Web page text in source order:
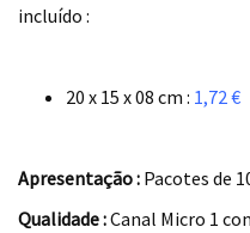
incluído :
20 x 15 x 08 cm : 1,72 €
Apresentação : Pacotes de
Qualidade :Canal Micro 1